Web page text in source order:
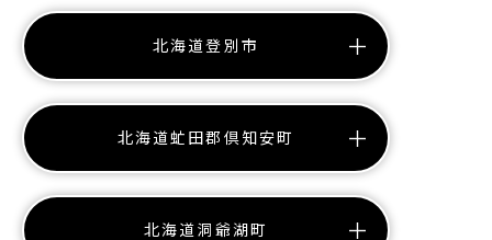
北海道登別市
北海道虻田郡倶知安町
北海道洞爺湖町